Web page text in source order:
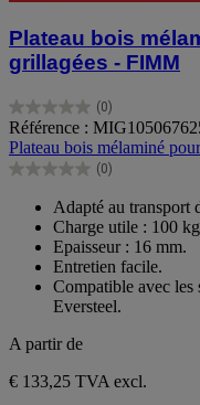
Plateau bois
grillagées - FIMM
(0)
0.0
sur
5
étoiles.
Référence :
Plateau bois mélaminé
(0)
0.0
étoiles.
Adapté au transport
Charge utile : 100
Epaisseur : 16 mm.
Entretien facile.
Compatible avec les
Eversteel.
A partir de
€ 133,25 TVA excl.